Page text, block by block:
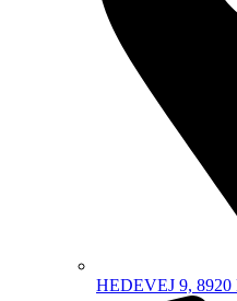
HEDEVEJ 9,